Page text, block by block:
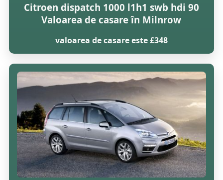
Citroen dispatch 1000 l1h1 swb hdi 90
Valoarea de casare în Milnrow
valoarea de casare este £348